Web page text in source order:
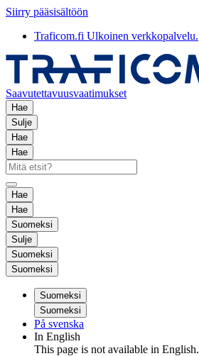
Siirry pääsisältöön
Traficom.fi Ulkoinen verkkopalvelu.
Saavutettavuusvaatimukset
Hae
Sulje
Hae
Hae
Hae
Hae
Suomeksi
Sulje
Suomeksi
Suomeksi
Suomeksi
Suomeksi
På svenska
In English
This page is not available in English.